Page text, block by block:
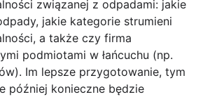
związanej z odpadami: jakie
jakie kategorie strumieni
a także czy firma
podmiotami w łańcuchu (np.
Im lepsze przygotowanie, tym
później konieczne będzie